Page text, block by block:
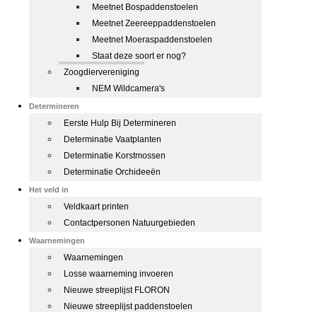
Meetnet Bospaddenstoelen
Meetnet Zeereeppaddenstoelen
Meetnet Moeraspaddenstoelen
Staat deze soort er nog?
Zoogdiervereniging
NEM Wildcamera's
Determineren
Eerste Hulp Bij Determineren
Determinatie Vaatplanten
Determinatie Korstmossen
Determinatie Orchideeën
Het veld in
Veldkaart printen
Contactpersonen Natuurgebieden
Waarnemingen
Waarnemingen
Losse waarneming invoeren
Nieuwe streeplijst FLORON
Nieuwe streeplijst paddenstoelen